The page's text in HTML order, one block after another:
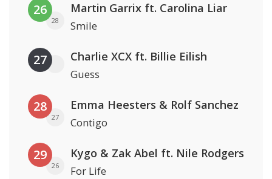
26
28
Martin Garrix ft. Carolina Liar
Smile
27 Charlie XCX ft. Billie Eilish
Guess
28
27
Emma Heesters & Rolf Sanchez
Contigo
29
26
Kygo & Zak Abel ft. Nile Rodgers
For Life